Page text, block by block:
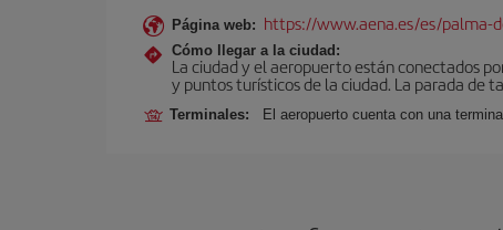
Página web: https://www.aena.es/es/palma-
Cómo llegar a la ciudad:
La ciudad y el aeropuerto están conectados
y puntos turísticos de la ciudad. La parada de
Terminales: El aeropuerto cuenta con una